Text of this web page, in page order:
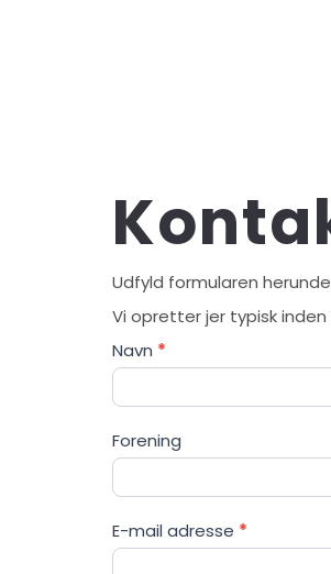
Udfyld formularen
Vi opretter jer typisk inden
Køb
Navn *
Forening
E-mail adresse *